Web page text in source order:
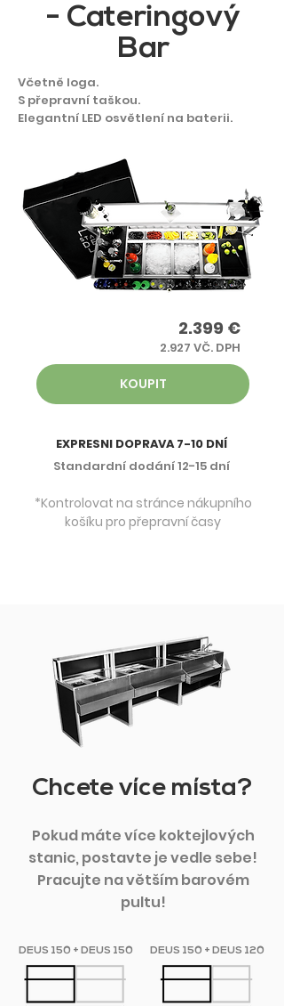
- Cateringový
Bar
Včetně loga.
S přepravní taškou.
Elegantní LED osvětlení na baterii.
2.399 €
2.927 VČ. DPH
KOUPIT
EXPRESNI DOPRAVA 7-10 DNÍ
Standardní dodání 12-15 dní
*Kontrolovat na stránce nákupního
košíku pro přepravní časy
Chcete více místa?
Pokud máte více koktejlových
stanic, postavte je vedle sebe!
Pracujte na větším barovém
pultu!
DEUS 150 + DEUS 150 DEUS 150 + DEUS 120